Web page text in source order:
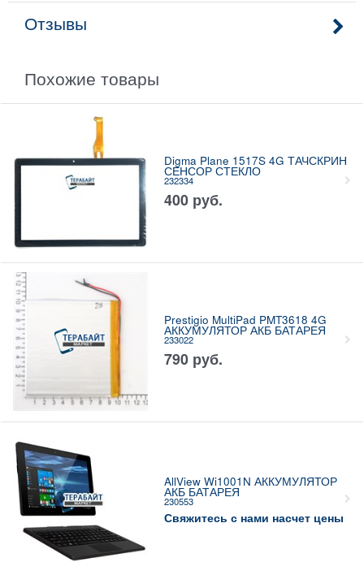
Отзывы
Похожие товары
Digma Plane 1517S 4G ТАЧСКРИН
СЕНСОР СТЕКЛО
232334
400 руб.
Prestigio MultiPad PMT3618 4G
АККУМУЛЯТОР АКБ БАТАРЕЯ
233022
790 руб.
AllView Wi1001N АККУМУЛЯТОР
АКБ БАТАРЕЯ
230553
Свяжитесь с нами насчет цены